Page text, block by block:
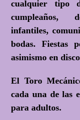
cualquier tipo
cumpleaños,
infantiles,
bodas. Fiestas
asimismo en
El Toro
cada una de las
para adultos.